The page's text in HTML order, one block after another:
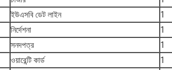
ইউএসবি ডেট লাইন
1
নির্দেশনা
1
সনদপত্র
1
ওয়ারেন্টি কার্ড
1